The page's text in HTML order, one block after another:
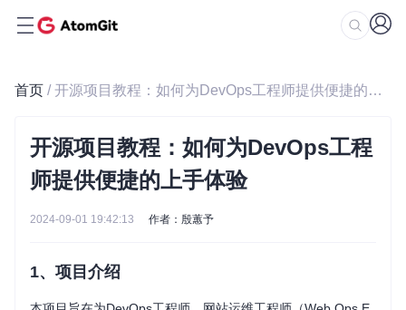
首页 / 开源项目教程：如何为DevOps工程师提供便捷的上手体验
开源项目教程：如何为DevOps工程
师提供便捷的上手体验
2024-09-01 19:42:13 作者：殷蕙予
1、项目介绍